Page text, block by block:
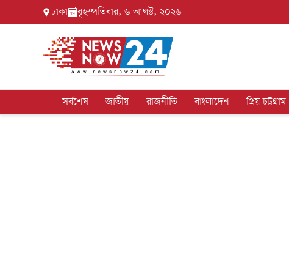
ঢাকা বৃহস্পতিবার, ৬ আগস্ট, ২০২৬
সর্বশেষ জাতীয় রাজনীতি বাংলাদেশ প্রিয় চট্টগ্রাম